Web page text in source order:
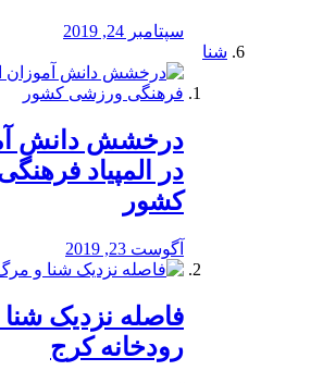
سپتامبر 24, 2019
شنا
درخشش دانش
در المپیاد
کشور
آگوست 23, 2019
️فاصله نزدیک
رودخانه کرج